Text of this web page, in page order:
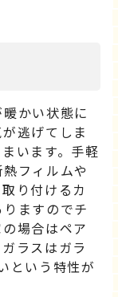
かい状態に
逃げてしま
います。手軽
フィルムや
り付けるカ
ますのでチ
場合はペア
ラスはガラ
という特性が